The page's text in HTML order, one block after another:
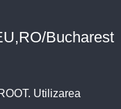
Bucharest
. Utilizarea